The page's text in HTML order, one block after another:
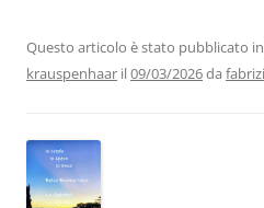
b
o
o
k
dI
n
A
p
a
Questo articolo è stato pubblicato in
krauspenhaar il09/03/2026da